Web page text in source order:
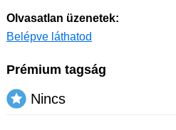
Olvasatlan üzenetek:
Belépve láthatod
Prémium tagság
Nincs